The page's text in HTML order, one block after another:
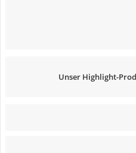
Unser Highlight-